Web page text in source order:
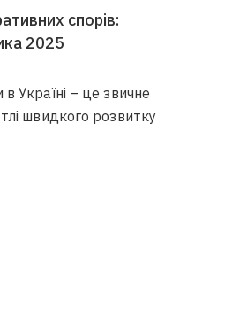
спорів:
2025
Україні – це звичне
швидкого розвитку